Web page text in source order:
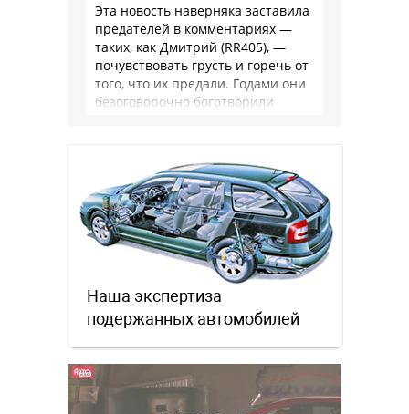
Эта новость наверняка заставила
предателей в комментариях —
таких, как Дмитрий (RR405), —
почувствовать грусть и горечь от
того, что их предали. Годами они
безоговорочно боготворили
Наша экспертиза
подержанных автомобилей